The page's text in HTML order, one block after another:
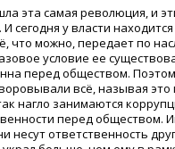
эта самая революция, и
сегодня у власти
что можно, передает по
условие ее
перед обществом.
всё, называя это
нагло занимаются
перед обществом.
несут ответственность